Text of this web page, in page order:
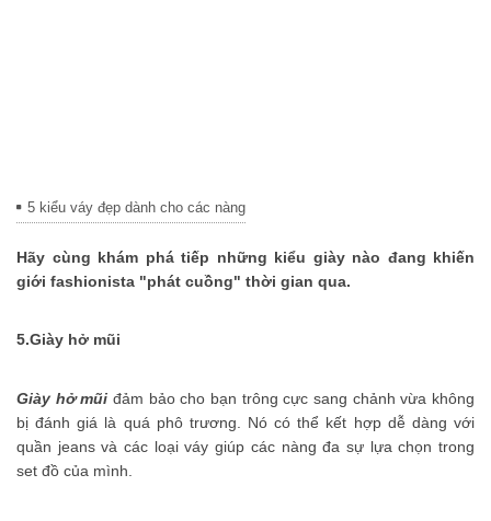
Những món ăn vặt không thể bỏ qua khi đến
5 kiểu váy đẹp dành cho các nàng
Hãy cùng khám phá tiếp những kiểu giày nào đang khiến
giới fashionista "phát cuồng" thời gian qua.
5.Giày hở mũi
Giày hở mũi đảm bảo cho bạn trông cực sang chảnh vừa không
bị đánh giá là quá phô trương. Nó có thể kết hợp dễ dàng với
quần jeans và các loại váy giúp các nàng đa sự lựa chọn trong
set đồ của mình.